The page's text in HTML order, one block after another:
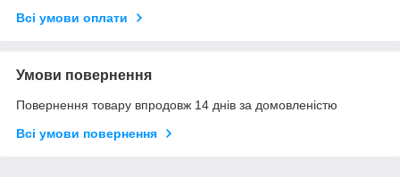
Всі умови оплати
Умови повернення
Повернення товару впродовж 14 днів за домовленістю
Всі умови повернення